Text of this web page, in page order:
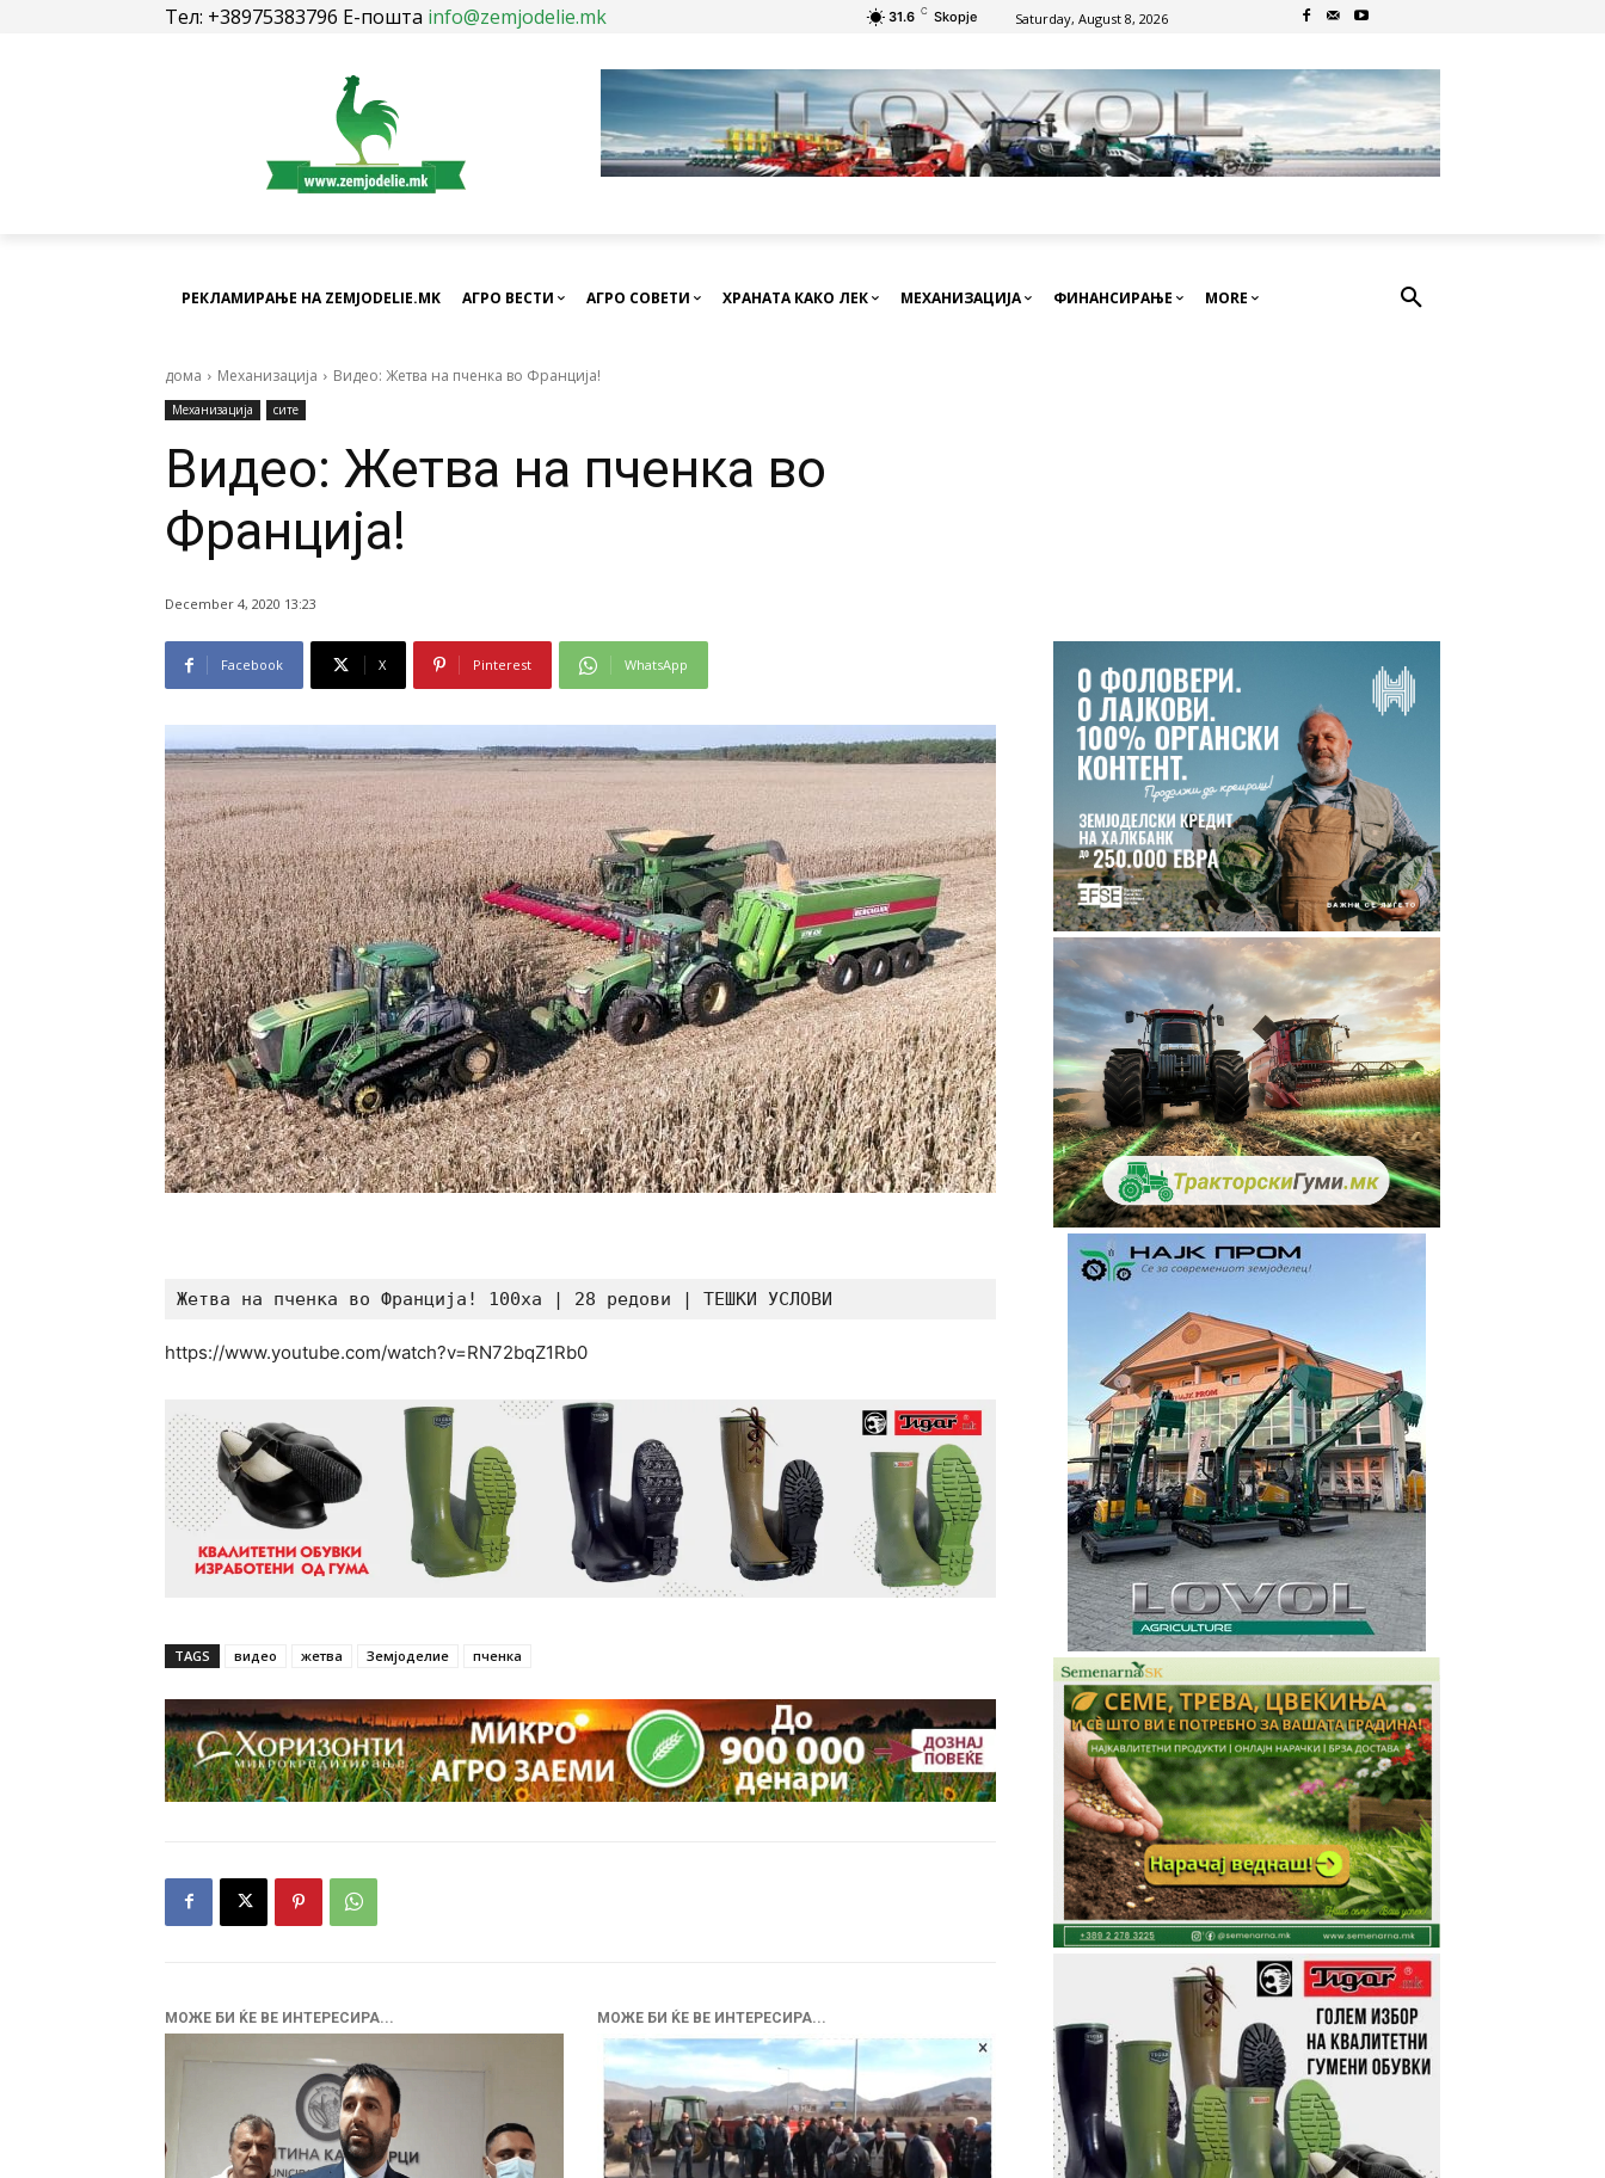
Тел: +38975383796 Е-пошта info@zemjodelie.mk 31.6 C Skopje Saturday, August 8, 2026
РЕКЛАМИРАЊЕ НА ZEMJODELIE.MK АГРО ВЕСТИ АГРО СОВЕТИ ХРАНАТА КАКО ЛЕК МЕХАНИЗАЦИЈА ФИНАНСИРАЊЕ MORE
дома Механизација Видео: Жетва на пченка во Франција!
Механизација сите
Видео: Жетва на пченка во
Франција!
December 4, 2020 13:23
Facebook X Pinterest WhatsApp
Жетва на пченка во Франција! 100ха | 28 редови | ТЕШКИ УСЛОВИ
https://www.youtube.com/watch?v=RN72bqZ1Rb0
TAGS видео жетва Земјоделие пченка
МОЖЕ БИ ЌЕ ВЕ ИНТЕРЕСИРА... МОЖЕ БИ ЌЕ ВЕ ИНТЕРЕСИРА...